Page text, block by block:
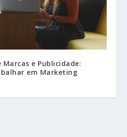
Marcas e Publicidade:
em Marketing